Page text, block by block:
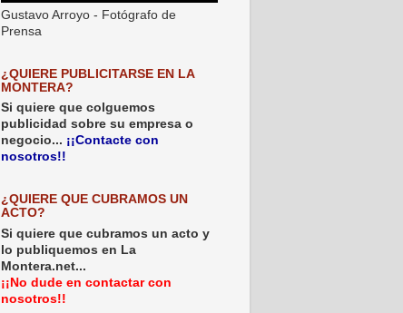
Gustavo Arroyo - Fotógrafo de
Prensa
¿QUIERE PUBLICITARSE EN LA
MONTERA?
Si quiere que colguemos
publicidad sobre su empresa o
negocio... ¡¡Contacte con
nosotros!!
¿QUIERE QUE CUBRAMOS UN
ACTO?
Si quiere que cubramos un acto y
lo publiquemos en La
Montera.net...
¡¡No dude en contactar con
nosotros!!